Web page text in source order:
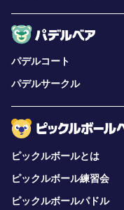
パデルコート
パデルサークル
ピックルボールとは
ピックルボール練習会
ピックルボールパドル